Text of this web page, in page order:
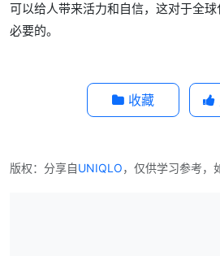
可以给人带来活力和自信，这对于全
必要的。
收藏
版权：分享自UNIQLO，仅供学习参考，